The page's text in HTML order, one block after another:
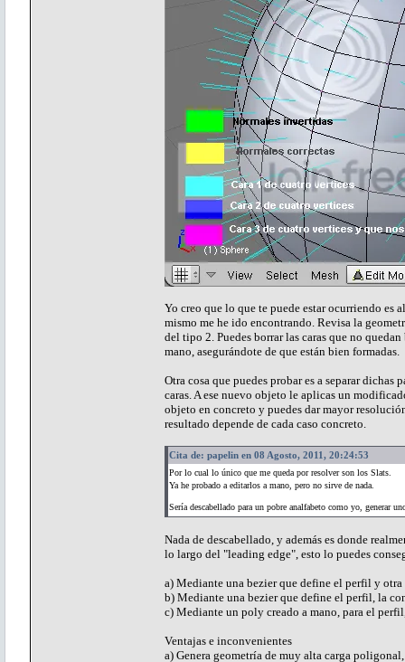
Yo creo que lo que te puede estar ocurriendo es
mismo me he ido encontrando. Revisa la
del tipo 2. Puedes borrar las caras que no
mano, asegurándote de que están bien formadas.
Otra cosa que puedes probar es a separar
caras. A ese nuevo objeto le aplicas un
objeto en concreto y puedes dar mayor
resultado depende de cada caso concreto.
Cita de: papelin en 08 Agosto, 2011, 20:24:53
Por lo cual lo único que me queda por resolver son los Slats.
Ya he probado a editarlos a mano, pero no sirve de nada.
Sería descabellado para un pobre analfabeto como yo, generar
Nada de descabellado, y además es donde
lo largo del "leading edge", esto lo puedes
a) Mediante una bezier que define el perfil y
b) Mediante una bezier que define el perfil, la
c) Mediante un poly creado a mano, para el
Ventajas e inconvenientes
a) Genera geometría de muy alta carga